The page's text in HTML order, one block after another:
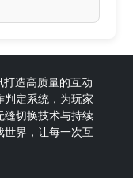
造高质量的互动
定系统，为玩家
缝切换技术与持续
界，让每一次互